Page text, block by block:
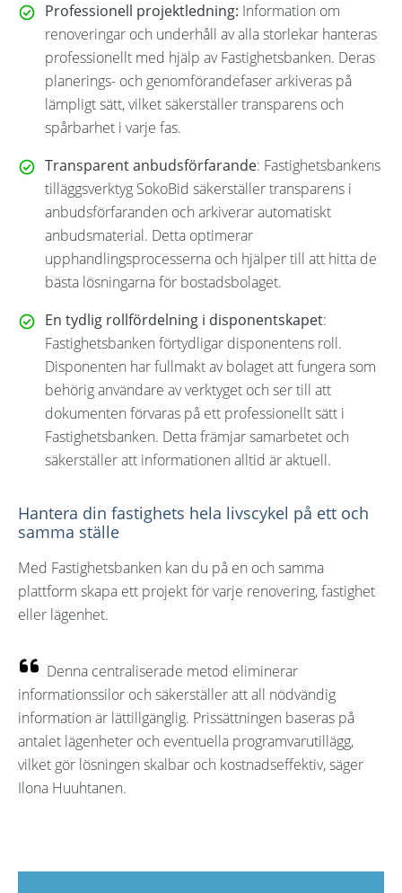
Professionell projektledning: Information om
renoveringar och underhåll av alla storlekar hanteras
professionellt med hjälp av Fastighetsbanken. Deras
planerings- och genomförandefaser arkiveras på
lämpligt sätt, vilket säkerställer transparens och
spårbarhet i varje fas.
Transparent anbudsförfarande: Fastighetsbankens
tilläggsverktyg SokoBid säkerställer transparens i
anbudsförfaranden och arkiverar automatiskt
anbudsmaterial. Detta optimerar
upphandlingsprocesserna och hjälper till att hitta de
bästa lösningarna för bostadsbolaget.
En tydlig rollfördelning i disponentskapet:
Fastighetsbanken förtydligar disponentens roll.
Disponenten har fullmakt av bolaget att fungera som
behörig användare av verktyget och ser till att
dokumenten förvaras på ett professionellt sätt i
Fastighetsbanken. Detta främjar samarbetet och
säkerställer att informationen alltid är aktuell.
Hantera din fastighets hela livscykel på ett och
samma ställe
Med Fastighetsbanken kan du på en och samma
plattform skapa ett projekt för varje renovering, fastighet
eller lägenhet.
Denna centraliserade metod eliminerar
informationssilor och säkerställer att all nödvändig
information är lättillgänglig. Prissättningen baseras på
antalet lägenheter och eventuella programvarutillägg,
vilket gör lösningen skalbar och kostnadseffektiv, säger
Ilona Huuhtanen.